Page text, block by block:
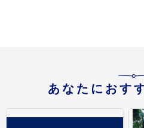
あなたにおす